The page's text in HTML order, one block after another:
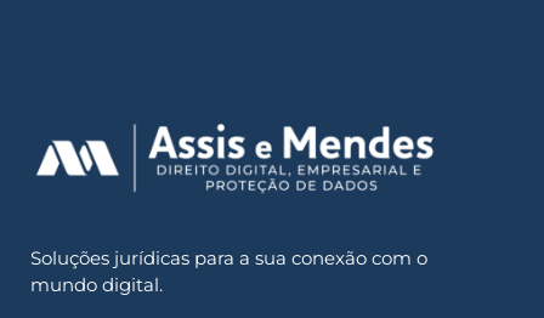
Soluções jurídicas para a sua conexão com o
mundo digital.